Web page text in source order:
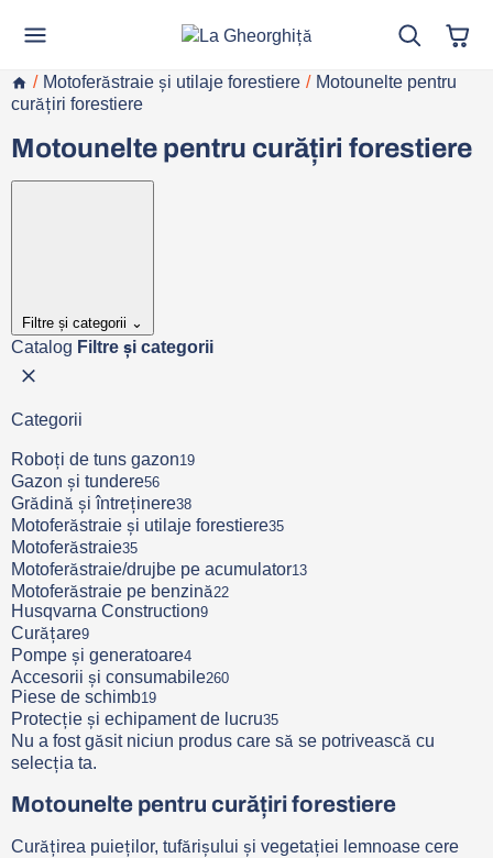
/ Motoferăstraie și utilaje forestiere / Motounelte pentru
curățiri forestiere
Motounelte pentru curățiri forestiere
Filtre și categorii ⌄
Catalog Filtre și categorii
Categorii
Roboți de tuns gazon19
Gazon și tundere56
Grădină și întreținere38
Motoferăstraie și utilaje forestiere35
Motoferăstraie35
Motoferăstraie/drujbe pe acumulator13
Motoferăstraie pe benzină22
Husqvarna Construction9
Curățare9
Pompe și generatoare4
Accesorii și consumabile260
Piese de schimb19
Protecție și echipament de lucru35
Nu a fost găsit niciun produs care să se potrivească cu
selecția ta.
Motounelte pentru curățiri forestiere
Curățirea puieților, tufărișului și vegetației lemnoase cere